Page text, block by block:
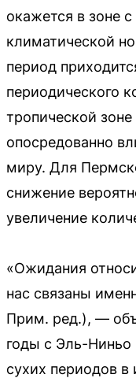
окажется в зоне
климатической
период
периодического
тропической
опосредованно
миру. Для
снижение
увеличение
«Ожидания
нас связаны
Прим. ред.), —
годы с Эль-
сухих периодов